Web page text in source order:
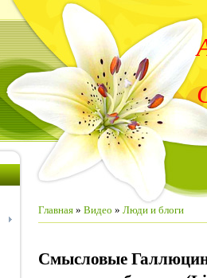
Главная » Видео » Люди и блоги
Смысловые